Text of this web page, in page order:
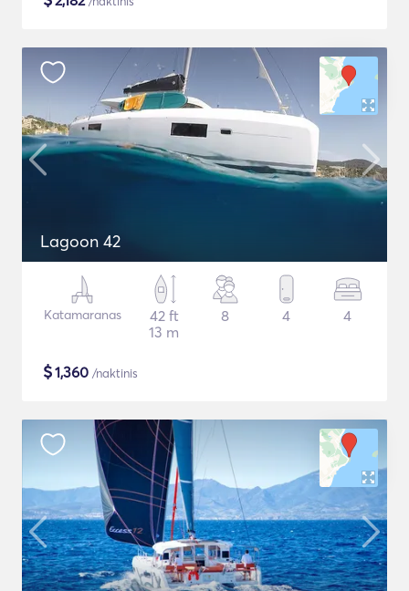
Lagoon 42
Katamaranas
42 ft
13 m
8 4 4
$1,360 /naktinis